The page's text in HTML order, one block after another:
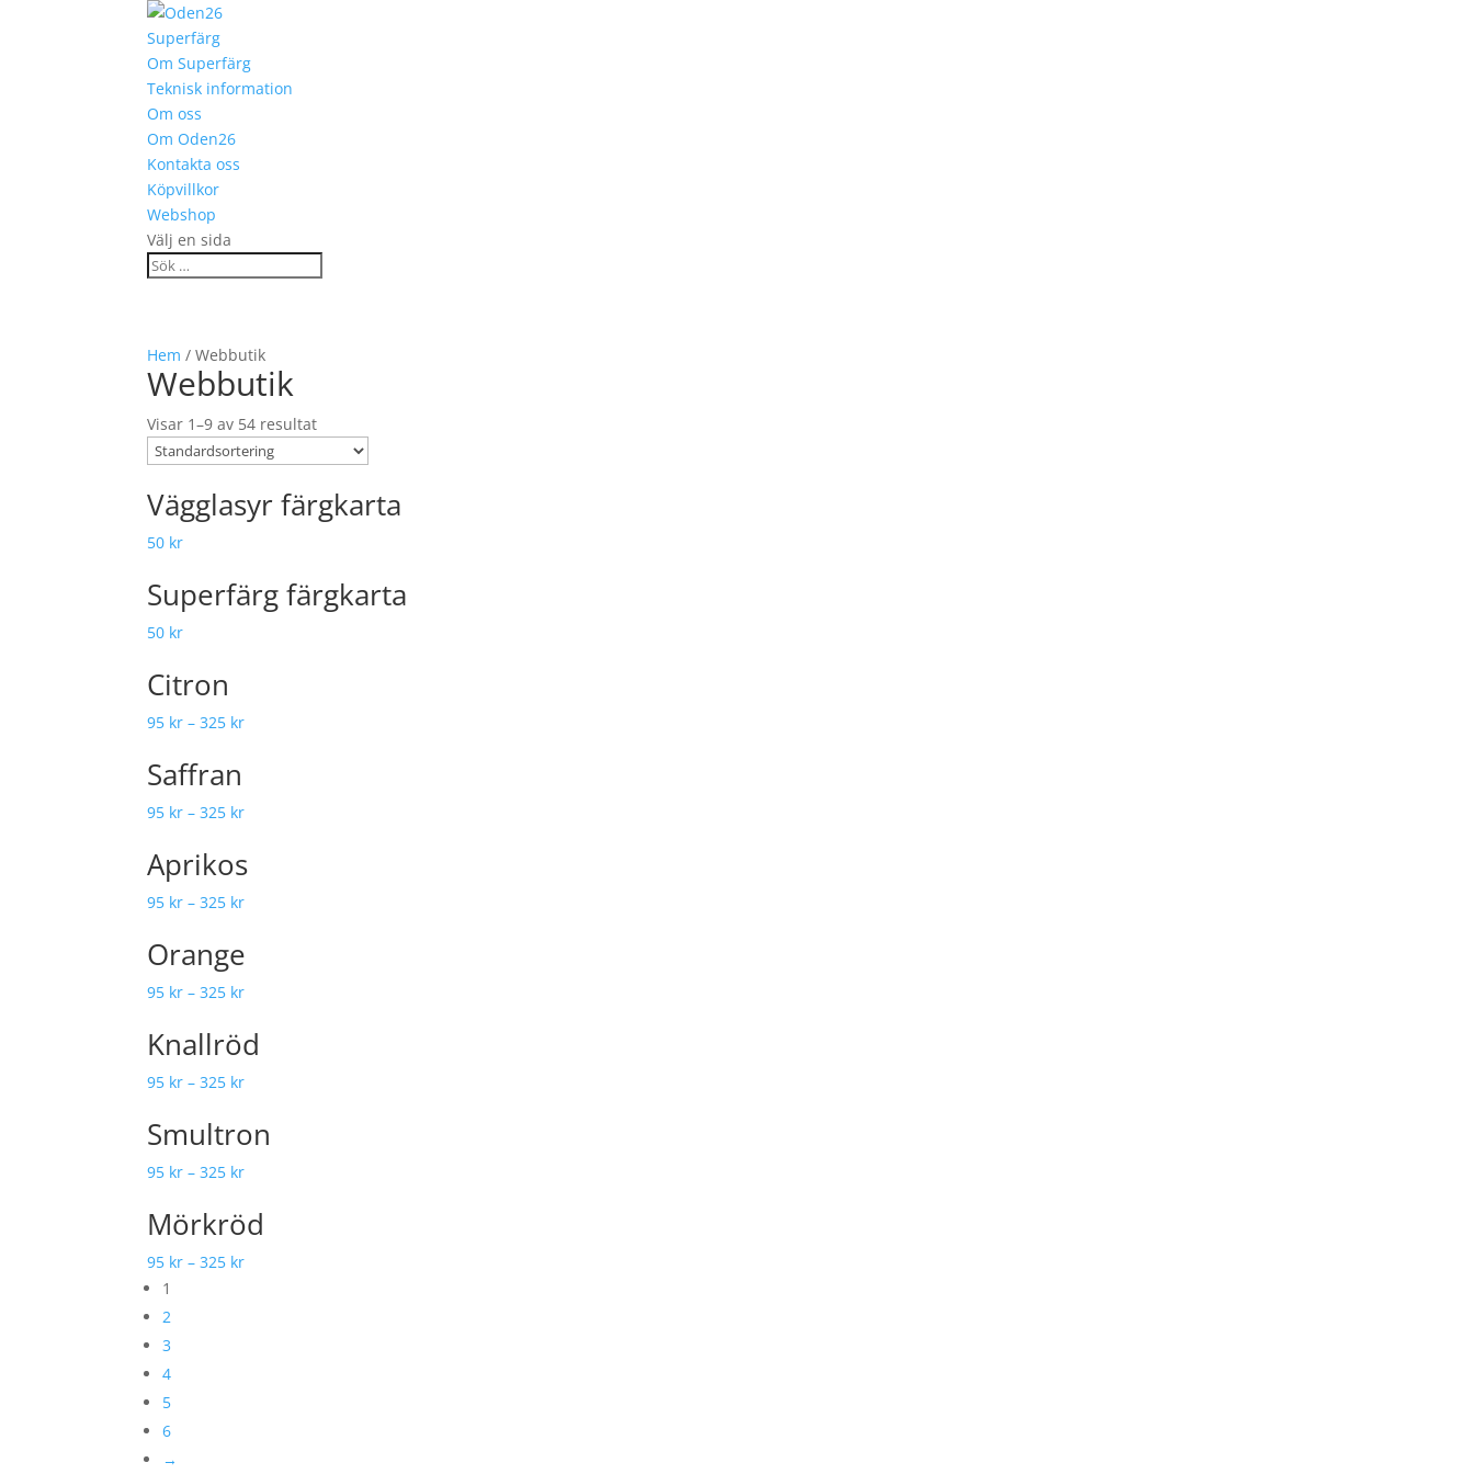
Superfärg
Om Superfärg
Teknisk information
Om oss
Om Oden26
Kontakta oss
Köpvillkor
Webshop
Välj en sida
Hem / Webbutik
Webbutik
Visar 1–9 av 54 resultat
Vägglasyr färgkarta
50 kr
Superfärg färgkarta
50 kr
Citron
95 kr –325 kr
Saffran
95 kr –325 kr
Aprikos
95 kr –325 kr
Orange
95 kr –325 kr
Knallröd
95 kr –325 kr
Smultron
95 kr –325 kr
Mörkröd
95 kr –325 kr
1
2
3
4
5
6
→